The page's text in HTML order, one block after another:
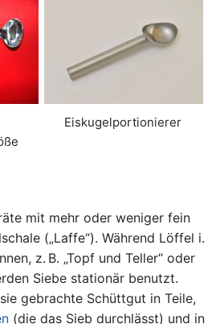
Eiskugelportionierer
mit mehr oder weniger fein
(„Laffe“). Während Löffel i.
z. B. „Topf und Teller“ oder
Siebe stationär benutzt.
gebrachte Schüttgut in Teile,
(die das Sieb durchlässt) und in